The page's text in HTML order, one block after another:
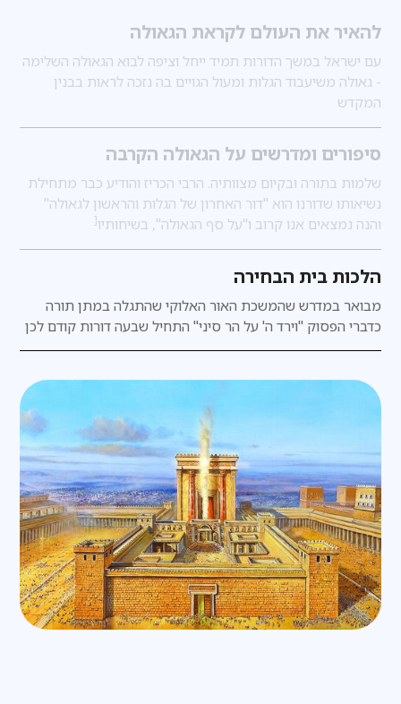
להאיר את העולם לקראת הגאולה
עם ישראל במשך הדורות תמיד ייחל וציפה לבוא הגאולה השלימה
- גאולה משיעבוד הגלות ומעול הגויים בה נזכה לראות בבנין
המקדש
סיפורים ומדרשים על הגאולה הקרבה
שלמות בתורה ובקיום מצוותיה. הרבי הכריז והודיע כבר מתחילת
נשיאותו שדורנו הוא "דור האחרון של הגלות והראשון לגאולה"
והנה נמצאים אנו קרוב ו"על סף הגאולה", בשיחותיו[
הלכות בית הבחירה
מבואר במדרש שהמשכת האור האלוקי שהתגלה במתן תורה
כדברי הפסוק "וירד ה' על הר סיני" התחיל שבעה דורות קודם לכן